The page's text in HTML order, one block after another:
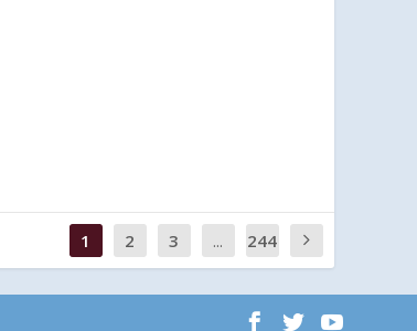
1 2 3 ...
244
0